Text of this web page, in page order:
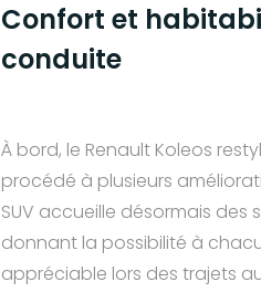
Confort et
conduite
À bord, le Renault Koleos
procédé à plusieurs
SUV accueille désormais des
donnant la possibilité à
appréciable lors des trajets